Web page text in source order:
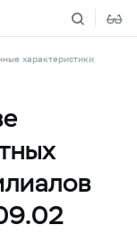
характеристики